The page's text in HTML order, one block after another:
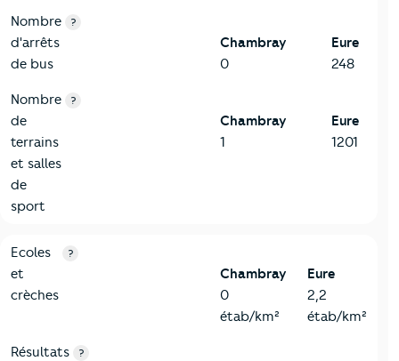
Nombre
d'arrêts
de bus
?
Chambray
0
Eure
248
Nombre
de
terrains
et salles
de
sport
?
Chambray
1
Eure
1201
4-Education
Critères
Ecoles
et
crèches
?
Chambray
0
étab/km²
Eure
2,2
étab/km²
Résultats
?